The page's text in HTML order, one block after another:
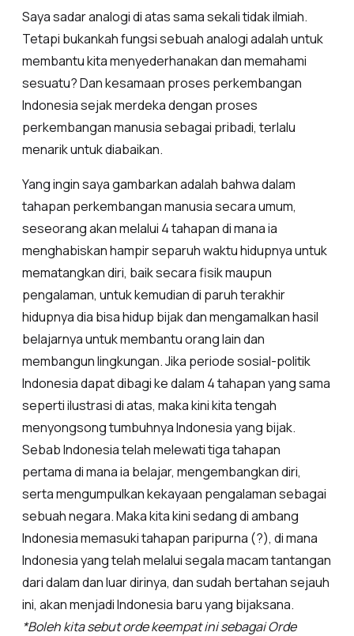
Saya sadar analogi di atas sama sekali tidak ilmiah.
Tetapi bukankah fungsi sebuah analogi adalah untuk
membantu kita menyederhanakan dan memahami
sesuatu? Dan kesamaan proses perkembangan
Indonesia sejak merdeka dengan proses
perkembangan manusia sebagai pribadi, terlalu
menarik untuk diabaikan.
Yang ingin saya gambarkan adalah bahwa dalam
tahapan perkembangan manusia secara umum,
seseorang akan melalui 4 tahapan di mana ia
menghabiskan hampir separuh waktu hidupnya untuk
mematangkan diri, baik secara fisik maupun
pengalaman, untuk kemudian di paruh terakhir
hidupnya dia bisa hidup bijak dan mengamalkan hasil
belajarnya untuk membantu orang lain dan
membangun lingkungan. Jika periode sosial-politik
Indonesia dapat dibagi ke dalam 4 tahapan yang sama
seperti ilustrasi di atas, maka kini kita tengah
menyongsong tumbuhnya Indonesia yang bijak.
Sebab Indonesia telah melewati tiga tahapan
pertama di mana ia belajar, mengembangkan diri,
serta mengumpulkan kekayaan pengalaman sebagai
sebuah negara. Maka kita kini sedang di ambang
Indonesia memasuki tahapan paripurna (?), di mana
Indonesia yang telah melalui segala macam tantangan
dari dalam dan luar dirinya, dan sudah bertahan sejauh
ini, akan menjadi Indonesia baru yang bijaksana.
*Boleh kita sebut orde keempat ini sebagai Orde